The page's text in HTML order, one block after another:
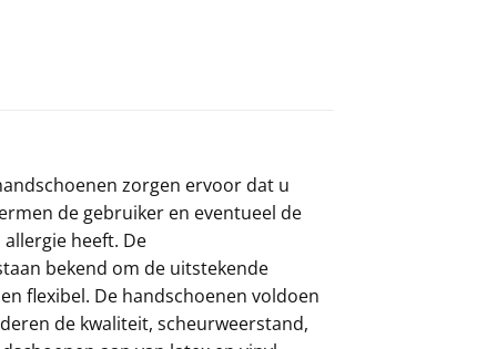
zorgen ervoor dat u
de gebruiker en eventueel de
heeft. De
bekend om de uitstekende
flexibel. De handschoenen voldoen
de kwaliteit, scheurweerstand,